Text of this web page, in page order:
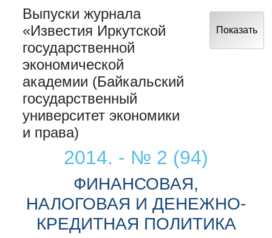
Выпуски журнала
«Известия Иркутской
государственной
экономической
академии (Байкальский
государственный
университет экономики
и права)
Показать
2014. - № 2 (94)
ФИНАНСОВАЯ,
НАЛОГОВАЯ И ДЕНЕЖНО-
КРЕДИТНАЯ ПОЛИТИКА